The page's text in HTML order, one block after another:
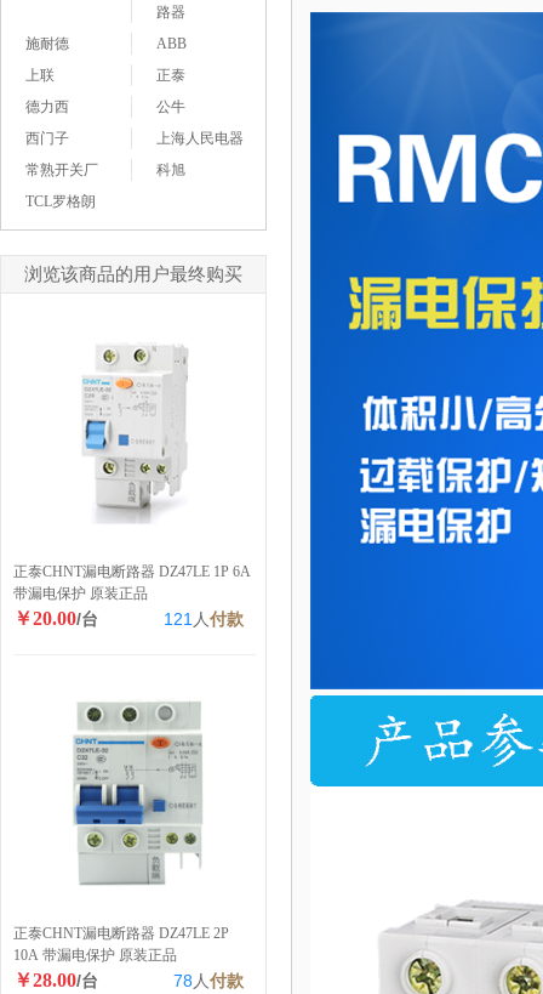
路器
施耐德
ABB
上联
正泰
德力西
公牛
西门子
上海人民电器
常熟开关厂
科旭
TCL罗格朗
浏览该商品的用户最终购买
正泰CHNT漏电断路器 DZ47LE 1P 6A
带漏电保护 原装正品
￥20.00/台 121 人付款
正泰CHNT漏电断路器 DZ47LE 2P
10A 带漏电保护 原装正品
￥28.00/台 78 人付款